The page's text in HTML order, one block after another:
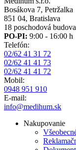
Bosákova 7, Petržalka
851 04, Bratislava
18 poschodová
PO-PI: 9:00 - 16:00 h
Telefón:
02/62 41 31 72
02/62 41 41 73
02/62 41 41 72
Mobil:
0948 951 910
E-mail:
info@medihum.sk
Nakupovanie